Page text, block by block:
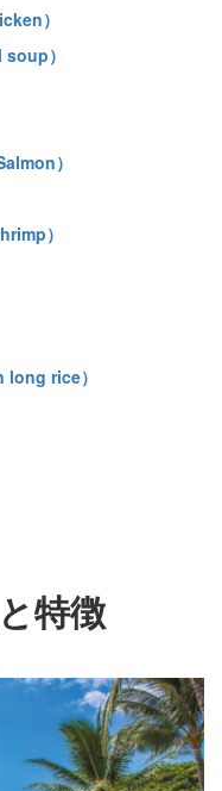
）
）
）
）
long rice）
特徴